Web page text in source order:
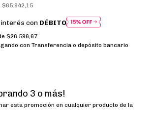
$65.942,15
con DÉBITO
$26.596,67
con Transferencia o depósito bancario
3 o más!
esta promoción en cualquier producto de la